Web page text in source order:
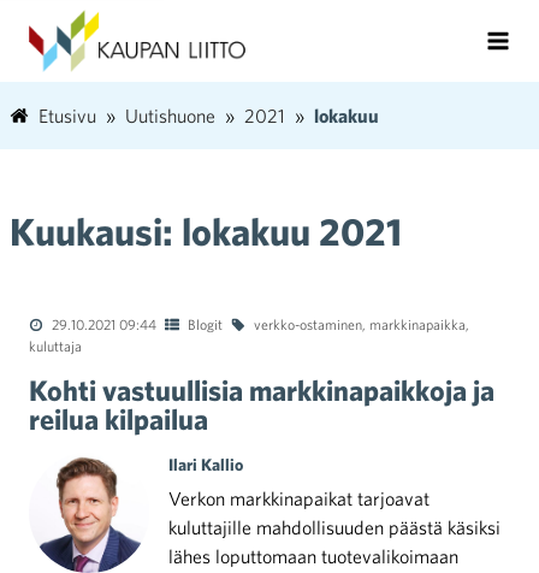
Etusivu Uutishuone 2021 lokakuu
Kuukausi: lokakuu 2021
29.10.2021 09:44 Blogit verkko-ostaminen, markkinapaikka,
kuluttaja
Kohti vastuullisia markkinapaikkoja ja
reilua kilpailua
Ilari Kallio
Verkon markkinapaikat tarjoavat
kuluttajille mahdollisuuden päästä käsiksi
lähes loputtomaan tuotevalikoimaan